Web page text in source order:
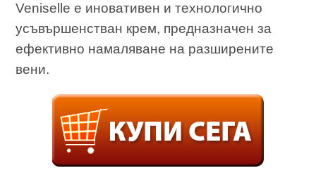
Veniselle е иновативен и технологично
усъвършенстван крем, предназначен за
ефективно намаляване на разширените
вени.